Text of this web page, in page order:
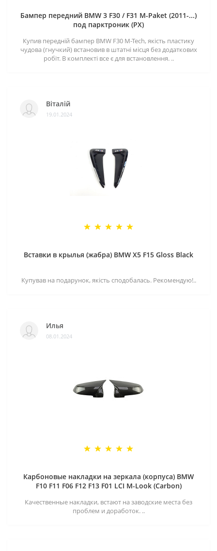
Бампер передний BMW 3 F30 / F31 M-Paket (2011-...)
под парктроник (PX)
Купив передній бампер BMW F30 M-Tech, якість пластику
чудова (гнучкий) встановив в штатні місця без додаткових
робіт. В комплекті все є для встановлення. ..
Віталій
19.01.2024
Вставки в крылья (жабра) BMW X5 F15 Gloss Black
Купував на подарунок, якість сподобалась. Рекомендую!..
Илья
08.01.2024
Карбоновые накладки на зеркала (корпуса) BMW
F10 F11 F06 F12 F13 F01 LCI M-Look (Carbon)
Качественные накладки, встают на заводские места без
проблем и доработок. ..